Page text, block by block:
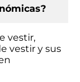
vestir,
vestir y sus